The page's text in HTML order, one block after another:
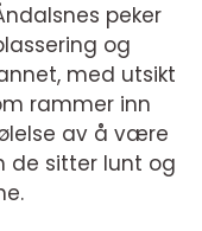
peker
og
med utsikt
rammer inn
av å være
de sitter lunt og